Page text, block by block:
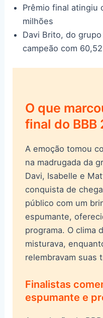
Prêmio final atingiu
milhões
Davi Brito, do
campeão com
O que
final do BBB
A emoção tomou
na madrugada da
Davi, Isabelle e
conquista de
público com um
espumante,
programa. O clima
misturava,
relembravam suas
Finalistas
espumante e